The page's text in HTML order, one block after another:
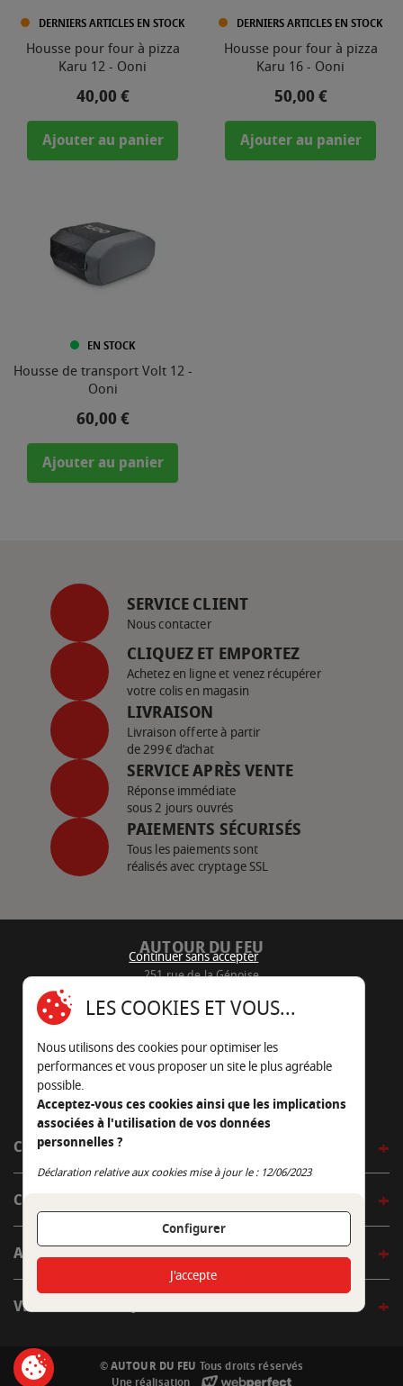
DERNIERS ARTICLES EN STOCK
Housse pour four à pizza
Karu 12 - Ooni
Prix
40,00 €
Ajouter au panier
DERNIERS ARTICLES EN STOCK
Housse pour four à pizza
Karu 16 - Ooni
Prix
50,00 €
Ajouter au panier
EN STOCK
Housse de transport Volt 12 -
Ooni
Prix
60,00 €
Ajouter au panier
SERVICE CLIENT
Nous contacter
CLIQUEZ ET EMPORTEZ
Achetez en ligne et venez récupérer
votre colis en magasin
LIVRAISON
Livraison offerte à partir
de 299€ d’achat
SERVICE APRÈS VENTE
Réponse immédiate
sous 2 jours ouvrés
PAIEMENTS SÉCURISÉS
Tous les paiements sont
réalisés avec cryptage SSL
AUTOUR DU FEU
251 rue de la Génoise
05 45 22 98 09
Nous envoyer un e-mail
CÔTÉ OUTDOOR
CÔTÉ INDOOR
AUTOUR DE LA TABLE
VENIR EN BOUTIQUE
© AUTOUR DU FEU Tous droits réservés
Une réalisation
Continuer sans accepter
LES COOKIES ET VOUS...
Nous utilisons des cookies pour optimiser les
performances et vous proposer un site le plus agréable
possible.
Acceptez-vous ces cookies ainsi que les implications
associées à l'utilisation de vos données
personnelles ?
Déclaration relative aux cookies mise à jour le : 12/06/2023
Configurer
Continuer sans accepter
J'accepte